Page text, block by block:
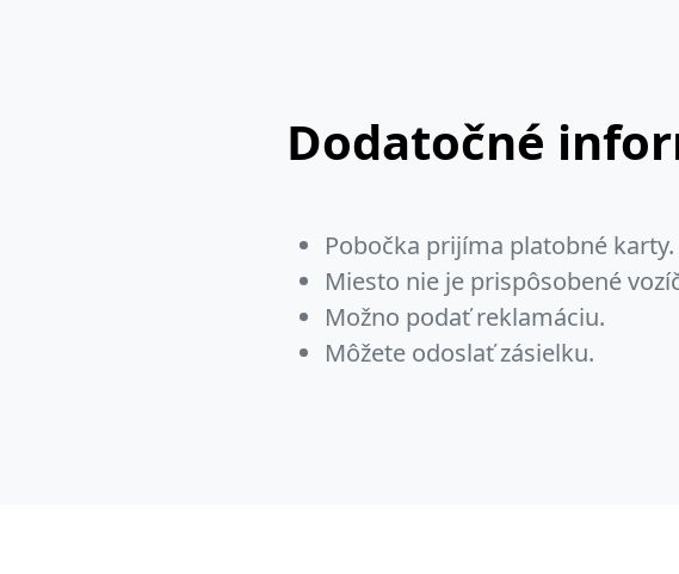
Dodatočné
Pobočka prijíma platobné karty.
Miesto nie je prispôsobené
Možno podať reklamáciu.
Môžete odoslať zásielku.